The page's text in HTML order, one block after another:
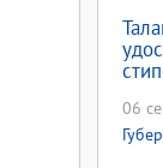
06